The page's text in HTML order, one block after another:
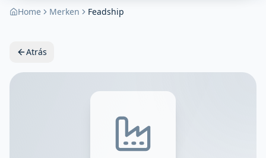
Home Merken Feadship
Atrás